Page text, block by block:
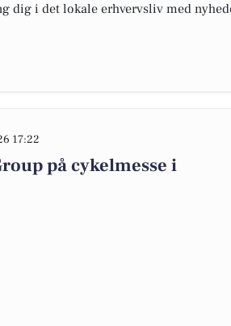
dig i det lokale erhvervsliv med
17:22
på cykelmesse i